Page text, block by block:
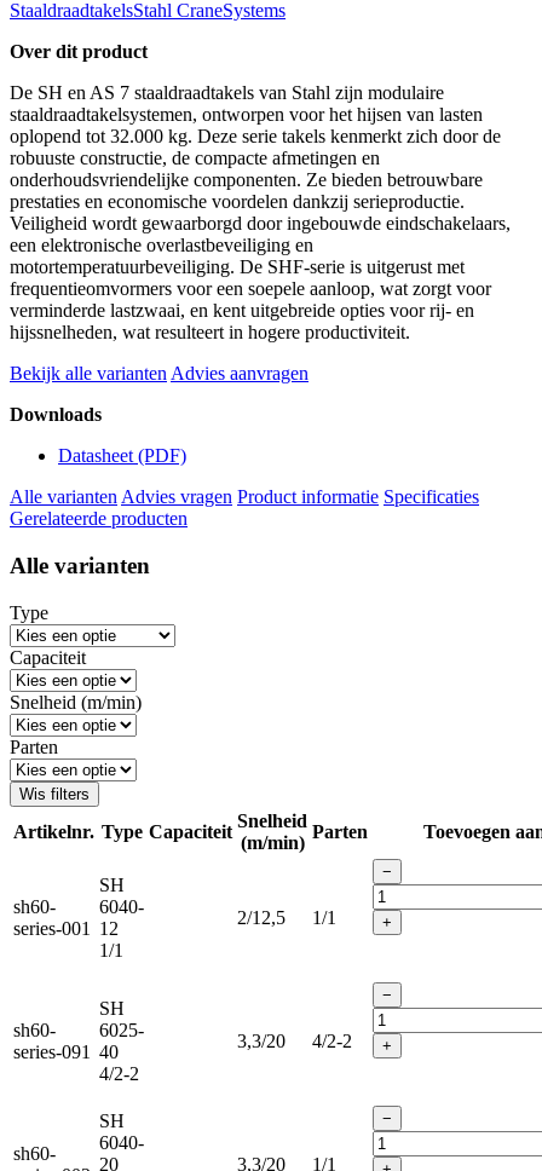
StaaldraadtakelsStahl CraneSystems
Over dit product
De SH en AS 7 staaldraadtakels van Stahl zijn modulaire
staaldraadtakelsystemen, ontworpen voor het hijsen van lasten
oplopend tot 32.000 kg. Deze serie takels kenmerkt zich door de
robuuste constructie, de compacte afmetingen en
onderhoudsvriendelijke componenten. Ze bieden betrouwbare
prestaties en economische voordelen dankzij serieproductie.
Veiligheid wordt gewaarborgd door ingebouwde eindschakelaars,
een elektronische overlastbeveiliging en
motortemperatuurbeveiliging. De SHF-serie is uitgerust met
frequentieomvormers voor een soepele aanloop, wat zorgt voor
verminderde lastzwaai, en kent uitgebreide opties voor rij- en
hijssnelheden, wat resulteert in hogere productiviteit.
Bekijk alle varianten Advies aanvragen
Downloads
Datasheet (PDF)
Alle varianten Advies vragen Product informatie Specificaties
Gerelateerde producten
Alle varianten
Type
Capaciteit
Snelheid (m/min)
Parten
Wis filters
Artikelnr. Type Capaciteit
Snelheid
(m/min)
Parten Toevoegen
sh60-
series-001
SH
6040-
12
1/1
2/12,5 1/1
−
+
sh60-
series-091
SH
6025-
40
4/2-2
3,3/20 4/2-2
−
+
sh60-
SH
6040-
20
3,3/20 1/1
−